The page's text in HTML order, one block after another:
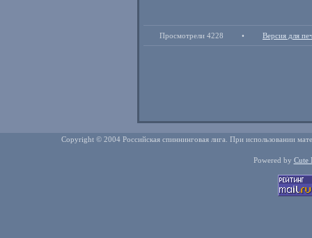
Просмотрели 4228 • Версия для
Copyright © 2004 Российская спиннинговая лига. При использовании
Powered by Cute